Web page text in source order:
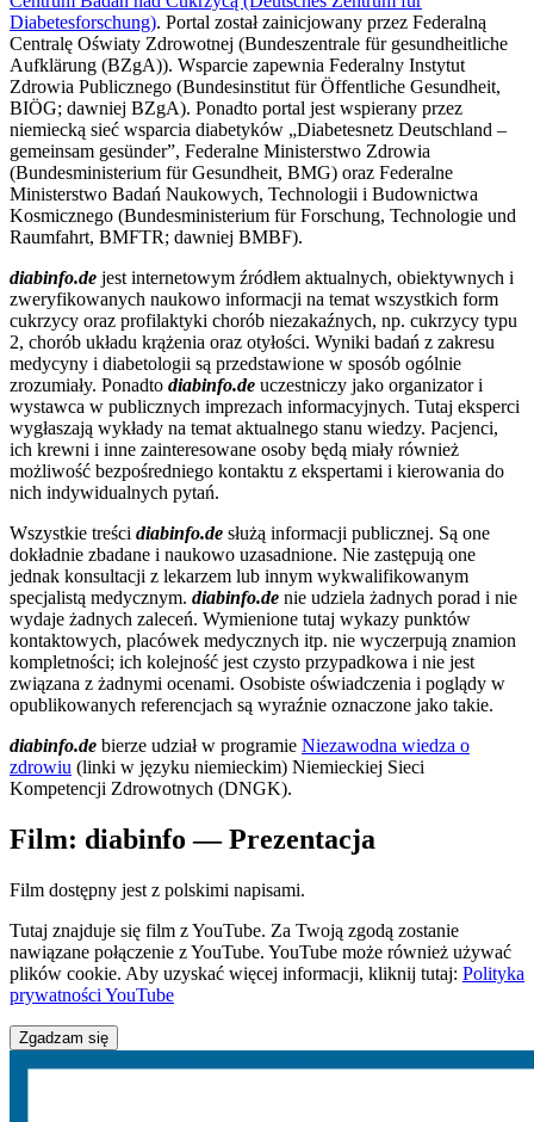
Diabetesforschung). Portal został zainicjowany przez Federalną
Centralę Oświaty Zdrowotnej (Bundeszentrale für gesundheitliche
Aufklärung (BZgA)). Wsparcie zapewnia Federalny Instytut
Zdrowia Publicznego (Bundesinstitut für Öffentliche Gesundheit,
BIÖG; dawniej BZgA). Ponadto portal jest wspierany przez
niemiecką sieć wsparcia diabetyków „Diabetesnetz Deutschland –
gemeinsam gesünder”, Federalne Ministerstwo Zdrowia
(Bundesministerium für Gesundheit, BMG) oraz Federalne
Ministerstwo Badań Naukowych, Technologii i Budownictwa
Kosmicznego (Bundesministerium für Forschung, Technologie und
Raumfahrt, BMFTR; dawniej BMBF).
diabinfo.de jest internetowym źródłem aktualnych, obiektywnych i
zweryfikowanych naukowo informacji na temat wszystkich form
cukrzycy oraz profilaktyki chorób niezakaźnych, np. cukrzycy typu
2, chorób układu krążenia oraz otyłości. Wyniki badań z zakresu
medycyny i diabetologii są przedstawione w sposób ogólnie
zrozumiały. Ponadto diabinfo.de uczestniczy jako organizator i
wystawca w publicznych imprezach informacyjnych. Tutaj eksperci
wygłaszają wykłady na temat aktualnego stanu wiedzy. Pacjenci,
ich krewni i inne zainteresowane osoby będą miały również
możliwość bezpośredniego kontaktu z ekspertami i kierowania do
nich indywidualnych pytań.
Wszystkie treści diabinfo.de służą informacji publicznej. Są one
dokładnie zbadane i naukowo uzasadnione. Nie zastępują one
jednak konsultacji z lekarzem lub innym wykwalifikowanym
specjalistą medycznym. diabinfo.de nie udziela żadnych porad i nie
wydaje żadnych zaleceń. Wymienione tutaj wykazy punktów
kontaktowych, placówek medycznych itp. nie wyczerpują znamion
kompletności; ich kolejność jest czysto przypadkowa i nie jest
związana z żadnymi ocenami. Osobiste oświadczenia i poglądy w
opublikowanych referencjach są wyraźnie oznaczone jako takie.
diabinfo.de bierze udział w programie Niezawodna wiedza o
zdrowiu (linki w języku niemieckim) Niemieckiej Sieci
Kompetencji Zdrowotnych (DNGK).
Film: diabinfo — Prezentacja
Film dostępny jest z polskimi napisami.
Tutaj znajduje się film z YouTube. Za Twoją zgodą zostanie
nawiązane połączenie z YouTube. YouTube może również używać
plików cookie. Aby uzyskać więcej informacji, kliknij tutaj: Polityka
prywatności YouTube
Zgadzam się